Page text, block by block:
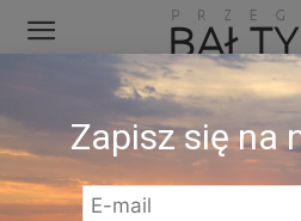
Materiał prasowy
Zapisz się na